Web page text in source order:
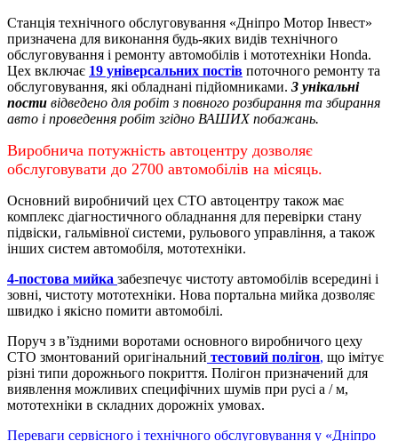
Станція технічного обслуговування «Дніпро Мотор Інвест»
призначена для виконання будь-яких видів технічного
обслуговування і ремонту автомобілів і мототехніки Honda.
Цех включає 19 універсальних постів поточного ремонту та
обслуговування, які обладнані підйомниками. 3 унікальні
пости відведено для робіт з повного розбирання та збирання
авто і проведення робіт згідно ВАШИХ побажань.
Виробнича потужність автоцентру дозволяє
обслуговувати до 2700 автомобілів на місяць.
Основний виробничий цех СТО автоцентру також має
комплекс діагностичного обладнання для перевірки стану
підвіски, гальмівної системи, рульового управління, а також
інших систем автомобіля, мототехніки.
4-постова мийка забезпечує чистоту автомобілів всередині і
зовні, чистоту мототехніки. Нова портальна мийка дозволяє
швидко і якісно помити автомобілі.
Поруч з в’їздними воротами основного виробничого цеху
СТО змонтований оригінальний тестовий полігон, що імітує
різні типи дорожнього покриття. Полігон призначений для
виявлення можливих специфічних шумів при русі а / м,
мототехніки в складних дорожніх умовах.
Переваги сервісного і технічного обслуговування у «Дніпро